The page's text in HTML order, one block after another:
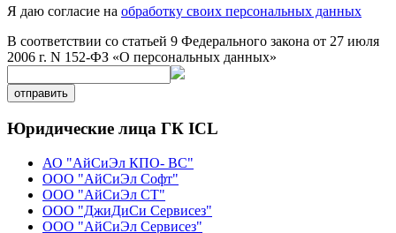
Я даю согласие на обработку своих персональных данных
В соответствии со статьей 9 Федерального закона от 27 июля
2006 г. N 152-ФЗ «О персональных данных»
отправить
Юридические лица ГК ICL
АО "АйСиЭл КПО- ВС"
ООО "АйСиЭл Софт"
ООО "АйСиЭл СТ"
ООО "ДжиДиСи Сервисез"
ООО "АйСиЭл Сервисез"